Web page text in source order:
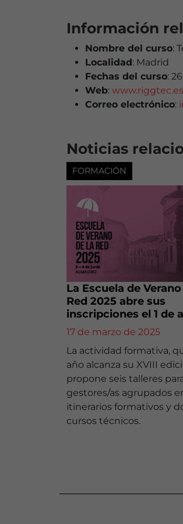
Información
Nombre del curso:
Localidad: Madrid
Fechas del curso:
Web:
Correo electrónico:
Noticias
FORMACIÓN
La Escuela de
Red 2025 abre sus
inscripciones el 1 de
17 de marzo de 2025
La actividad formativa,
año alcanza su XVIII
propone seis talleres
gestores/as agrupados
itinerarios formativos y
cursos técnicos.